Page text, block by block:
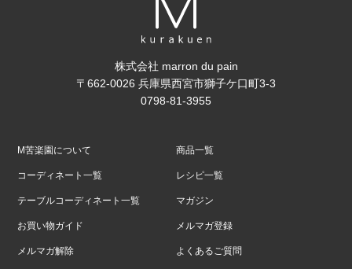
株式会社 marron du pain
〒662-0026 兵庫県西宮市獅子ケ口町3-3
0798-81-3955
M苦楽園について 商品一覧
コーディネート一覧 レシピ一覧
テーブルコーディネート一覧 マガジン
お買い物ガイド メルマガ登録
メルマガ解除 よくあるご質問